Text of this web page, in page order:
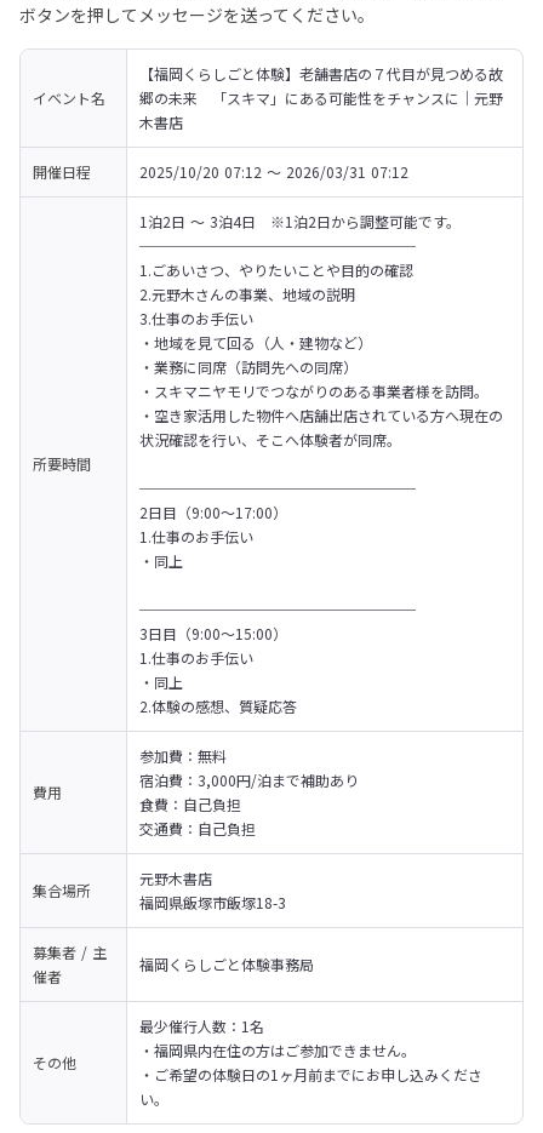
ボタンを押してメッセージを送ってください。
イベント名
【福岡くらしごと体験】老舗書店の７代目が見つめる故
郷の未来　「スキマ」にある可能性をチャンスに｜元野
木書店
開催日程 2025/10/20 07:12 〜 2026/03/31 07:12
所要時間
1泊2日 ～ 3泊4日　※1泊2日から調整可能です。
───────────────────
1.ごあいさつ、やりたいことや目的の確認
2.元野木さんの事業、地域の説明
3.仕事のお手伝い
・地域を見て回る（人・建物など）
・業務に同席（訪問先への同席）
・スキマニヤモリでつながりのある事業者様を訪問。
・空き家活用した物件へ店舗出店されている方へ現在の
状況確認を行い、そこへ体験者が同席。
───────────────────
2日目（9:00～17:00）
1.仕事のお手伝い
・同上
───────────────────
3日目（9:00～15:00）
1.仕事のお手伝い
・同上
2.体験の感想、質疑応答
費用
参加費：無料
宿泊費：3,000円/泊まで補助あり
食費：自己負担
交通費：自己負担
集合場所
元野木書店
福岡県飯塚市飯塚18-3
募集者 / 主
催者
福岡くらしごと体験事務局
その他
最少催行人数：1名
・福岡県内在住の方はご参加できません。
・ご希望の体験日の1ヶ月前までにお申し込みくださ
い。